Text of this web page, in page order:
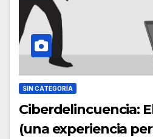
SIN CATEGORÍA
Ciberdelincuencia:
(una experiencia